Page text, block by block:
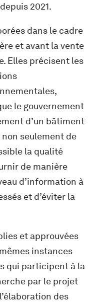
2021.
dans le cadre
et avant la vente
Elles précisent les
le gouvernement
d’un bâtiment
non seulement de
la qualité
de manière
d’information à
et d’éviter la
et approuvées
instances
qui participent à la
par le projet
des